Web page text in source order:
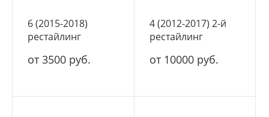
6 (2015-2018)
рестайлинг
от 3500 руб.
4 (2012-2017) 2-й
рестайлинг
от 10000 руб.